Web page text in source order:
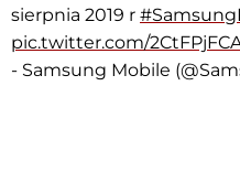
sierpnia 2019 r
pic.twitter.com/
- Samsung Mobile